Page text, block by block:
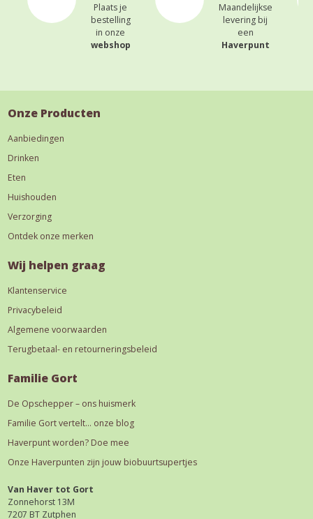
Plaats je
bestelling
in onze
webshop
Maandelijkse
levering bij
een
Haverpunt
Onze Producten
Aanbiedingen
Drinken
Eten
Huishouden
Verzorging
Ontdek onze merken
Wij helpen graag
Klantenservice
Privacybeleid
Algemene voorwaarden
Terugbetaal- en retourneringsbeleid
Familie Gort
De Opschepper – ons huismerk
Familie Gort vertelt… onze blog
Haverpunt worden? Doe mee
Onze Haverpunten zijn jouw biobuurtsupertjes
Van Haver tot Gort
Zonnehorst 13M
7207 BT Zutphen